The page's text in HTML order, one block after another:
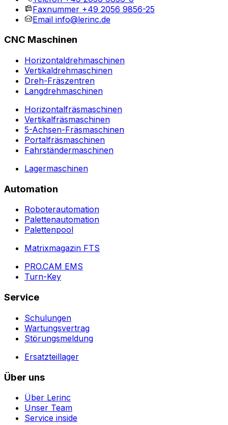
Faxnummer +49 2056 9856-25
Email info@lerinc.de
CNC Maschinen
Horizontaldrehmaschinen
Vertikaldrehmaschinen
Dreh-Fräszentren
Langdrehmaschinen
Horizontalfräsmaschinen
Vertikalfräsmaschinen
5-Achsen-Fräsmaschinen
Portalfräsmaschinen
Fahrständermaschinen
Lagermaschinen
Automation
Roboterautomation
Palettenautomation
Palettenpool
Matrixmagazin FTS
PRO.CAM EMS
Turn-Key
Service
Schulungen
Wartungsvertrag
Störungsmeldung
Ersatzteillager
Über uns
Über Lerinc
Unser Team
Service inside